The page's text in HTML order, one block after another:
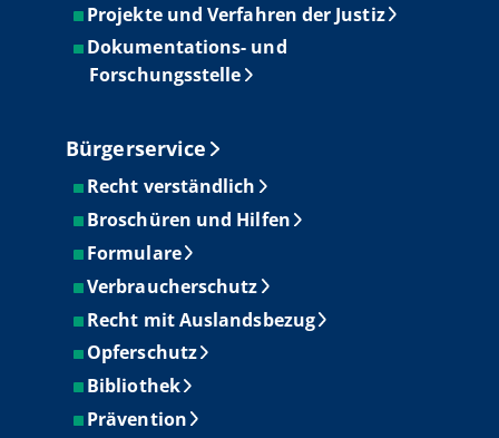
Projekte und Verfahren der Justiz
Dokumentations- und
Forschungsstelle
Bürgerservice
Recht verständlich
Broschüren und Hilfen
Formulare
Verbraucherschutz
Recht mit Auslandsbezug
Opferschutz
Bibliothek
Prävention